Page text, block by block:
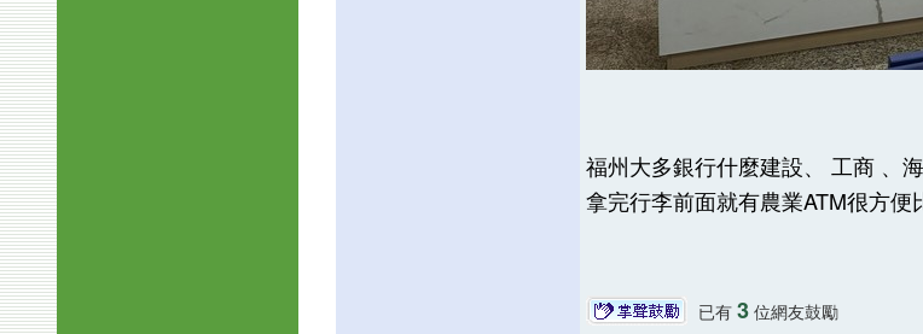
福州大多銀行什麼建設、 工商 、
拿完行李前面就有農業ATM很方便
已有 3位網友鼓勵